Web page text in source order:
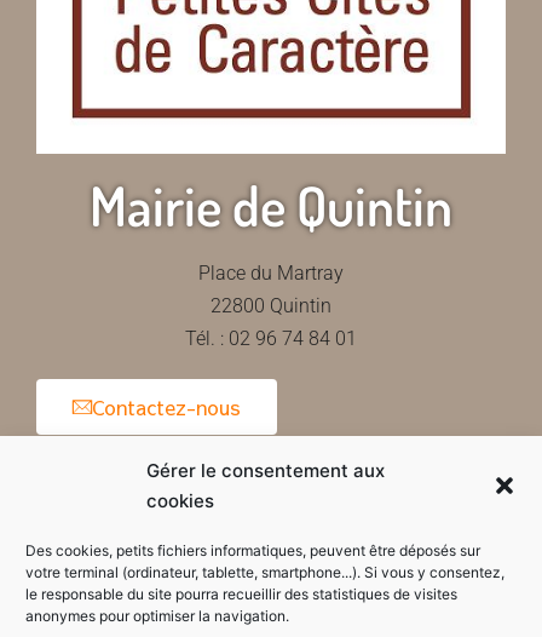
Gérer le consentement aux
cookies
Des cookies, petits fichiers informatiques, peuvent être déposés sur
votre terminal (ordinateur, tablette, smartphone...). Si vous y consentez,
le responsable du site pourra recueillir des statistiques de visites
anonymes pour optimiser la navigation.
Mairie de Quintin
Place du Martray
22800 Quintin
Tél. : 02 96 74 84 01
Contactez-nous
Horaires d'ouverture de la mairie